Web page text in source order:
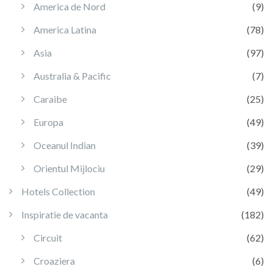
America de Nord
(9)
America Latina
(78)
Asia
(97)
Australia & Pacific
(7)
Caraibe
(25)
Europa
(49)
Oceanul Indian
(39)
Orientul Mijlociu
(29)
Hotels Collection
(49)
Inspiratie de vacanta
(182)
Circuit
(62)
Croaziera
(6)